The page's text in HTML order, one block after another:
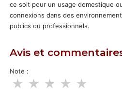
ce soit pour un usage domestique
connexions dans des
publics ou professionnels.
Avis et
Note :
★
★
★
★
★